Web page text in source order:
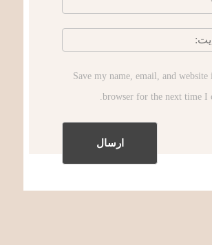
Save my name, email, and website
browser for the next time I